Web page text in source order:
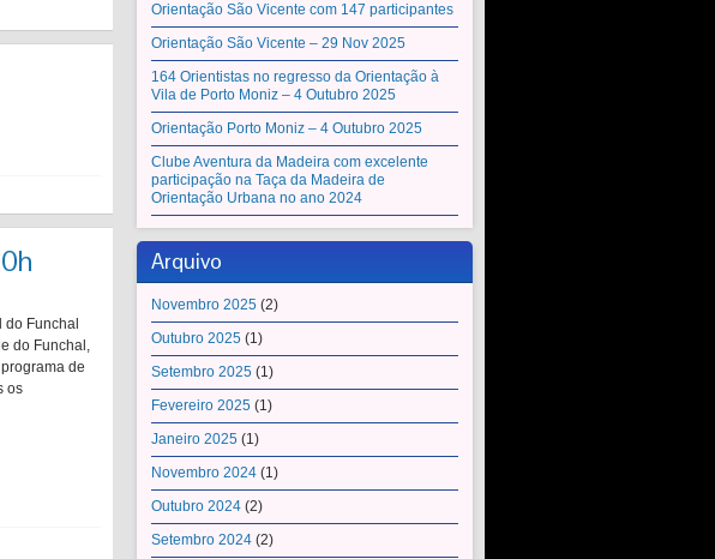
Funchal
do Funchal,
de
os
Orientação São Vicente com 147 participantes
Orientação São Vicente – 29 Nov 2025
164 Orientistas no regresso da Orientação à
Vila de Porto Moniz – 4 Outubro 2025
Orientação Porto Moniz – 4 Outubro 2025
Clube Aventura da Madeira com excelente
participação na Taça da Madeira de
Orientação Urbana no ano 2024
Arquivo
Novembro 2025 (2)
Outubro 2025 (1)
Setembro 2025 (1)
Fevereiro 2025 (1)
Janeiro 2025 (1)
Novembro 2024 (1)
Outubro 2024 (2)
Setembro 2024 (2)